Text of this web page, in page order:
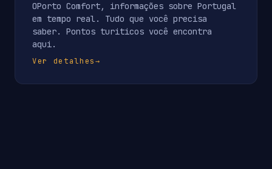
OPorto Comfort, informações sobre Portugal
em tempo real. Tudo que você precisa
saber. Pontos turiticos você encontra
aqui.
Ver detalhes→